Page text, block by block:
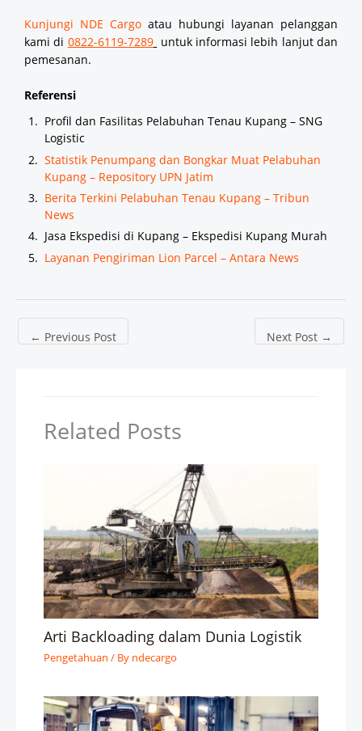
Kunjungi NDE Cargo atau hubungi layanan pelanggan
kami di 0822-6119-7289 untuk informasi lebih lanjut dan
pemesanan.
Referensi
Profil dan Fasilitas Pelabuhan Tenau Kupang – SNG
Logistic
Statistik Penumpang dan Bongkar Muat Pelabuhan
Kupang – Repository UPN Jatim
Berita Terkini Pelabuhan Tenau Kupang – Tribun
News
Jasa Ekspedisi di Kupang – Ekspedisi Kupang Murah
Layanan Pengiriman Lion Parcel – Antara News
← Previous Post Next Post →
Related Posts
Arti Backloading dalam Dunia Logistik
Pengetahuan / By ndecargo